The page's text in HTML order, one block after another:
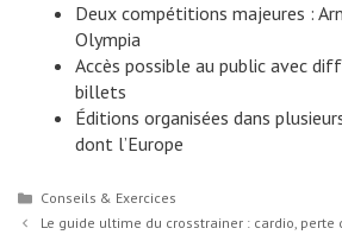
Deux compétitions majeures :
Olympia
Accès possible au public avec
billets
Éditions organisées dans
dont l’Europe
Catégories
Conseils & Exercices
Le guide ultime du crosstrainer : cardio,